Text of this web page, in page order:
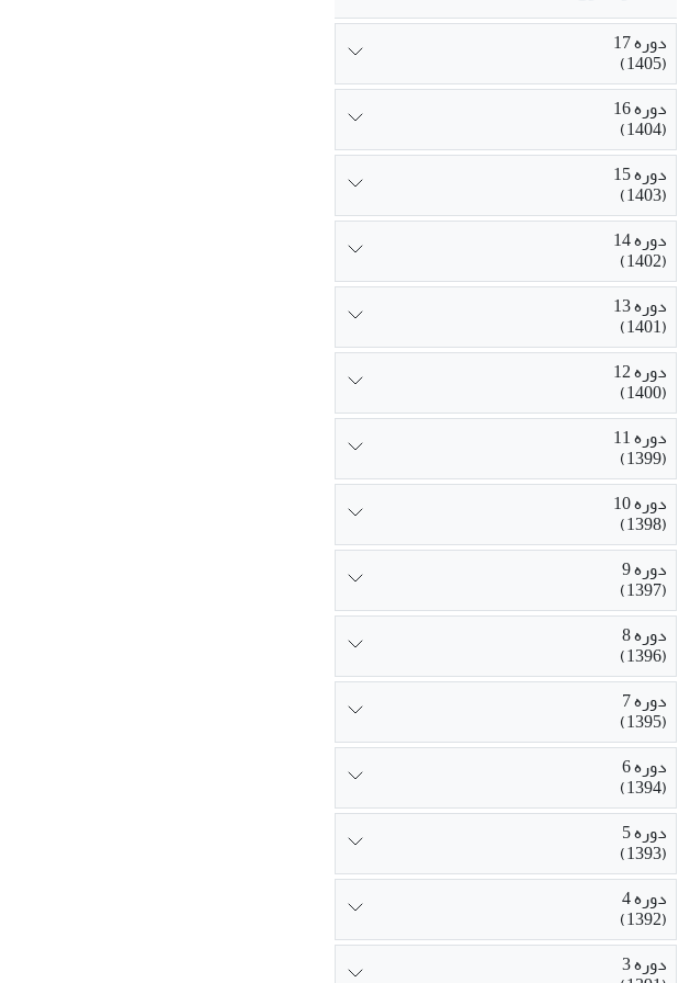
دوره 17
(1405)
دوره 16
(1404)
دوره 15
(1403)
دوره 14
(1402)
دوره 13
(1401)
دوره 12
(1400)
دوره 11
(1399)
دوره 10
(1398)
دوره 9
(1397)
دوره 8
(1396)
دوره 7
(1395)
دوره 6
(1394)
دوره 5
(1393)
دوره 4
(1392)
دوره 3